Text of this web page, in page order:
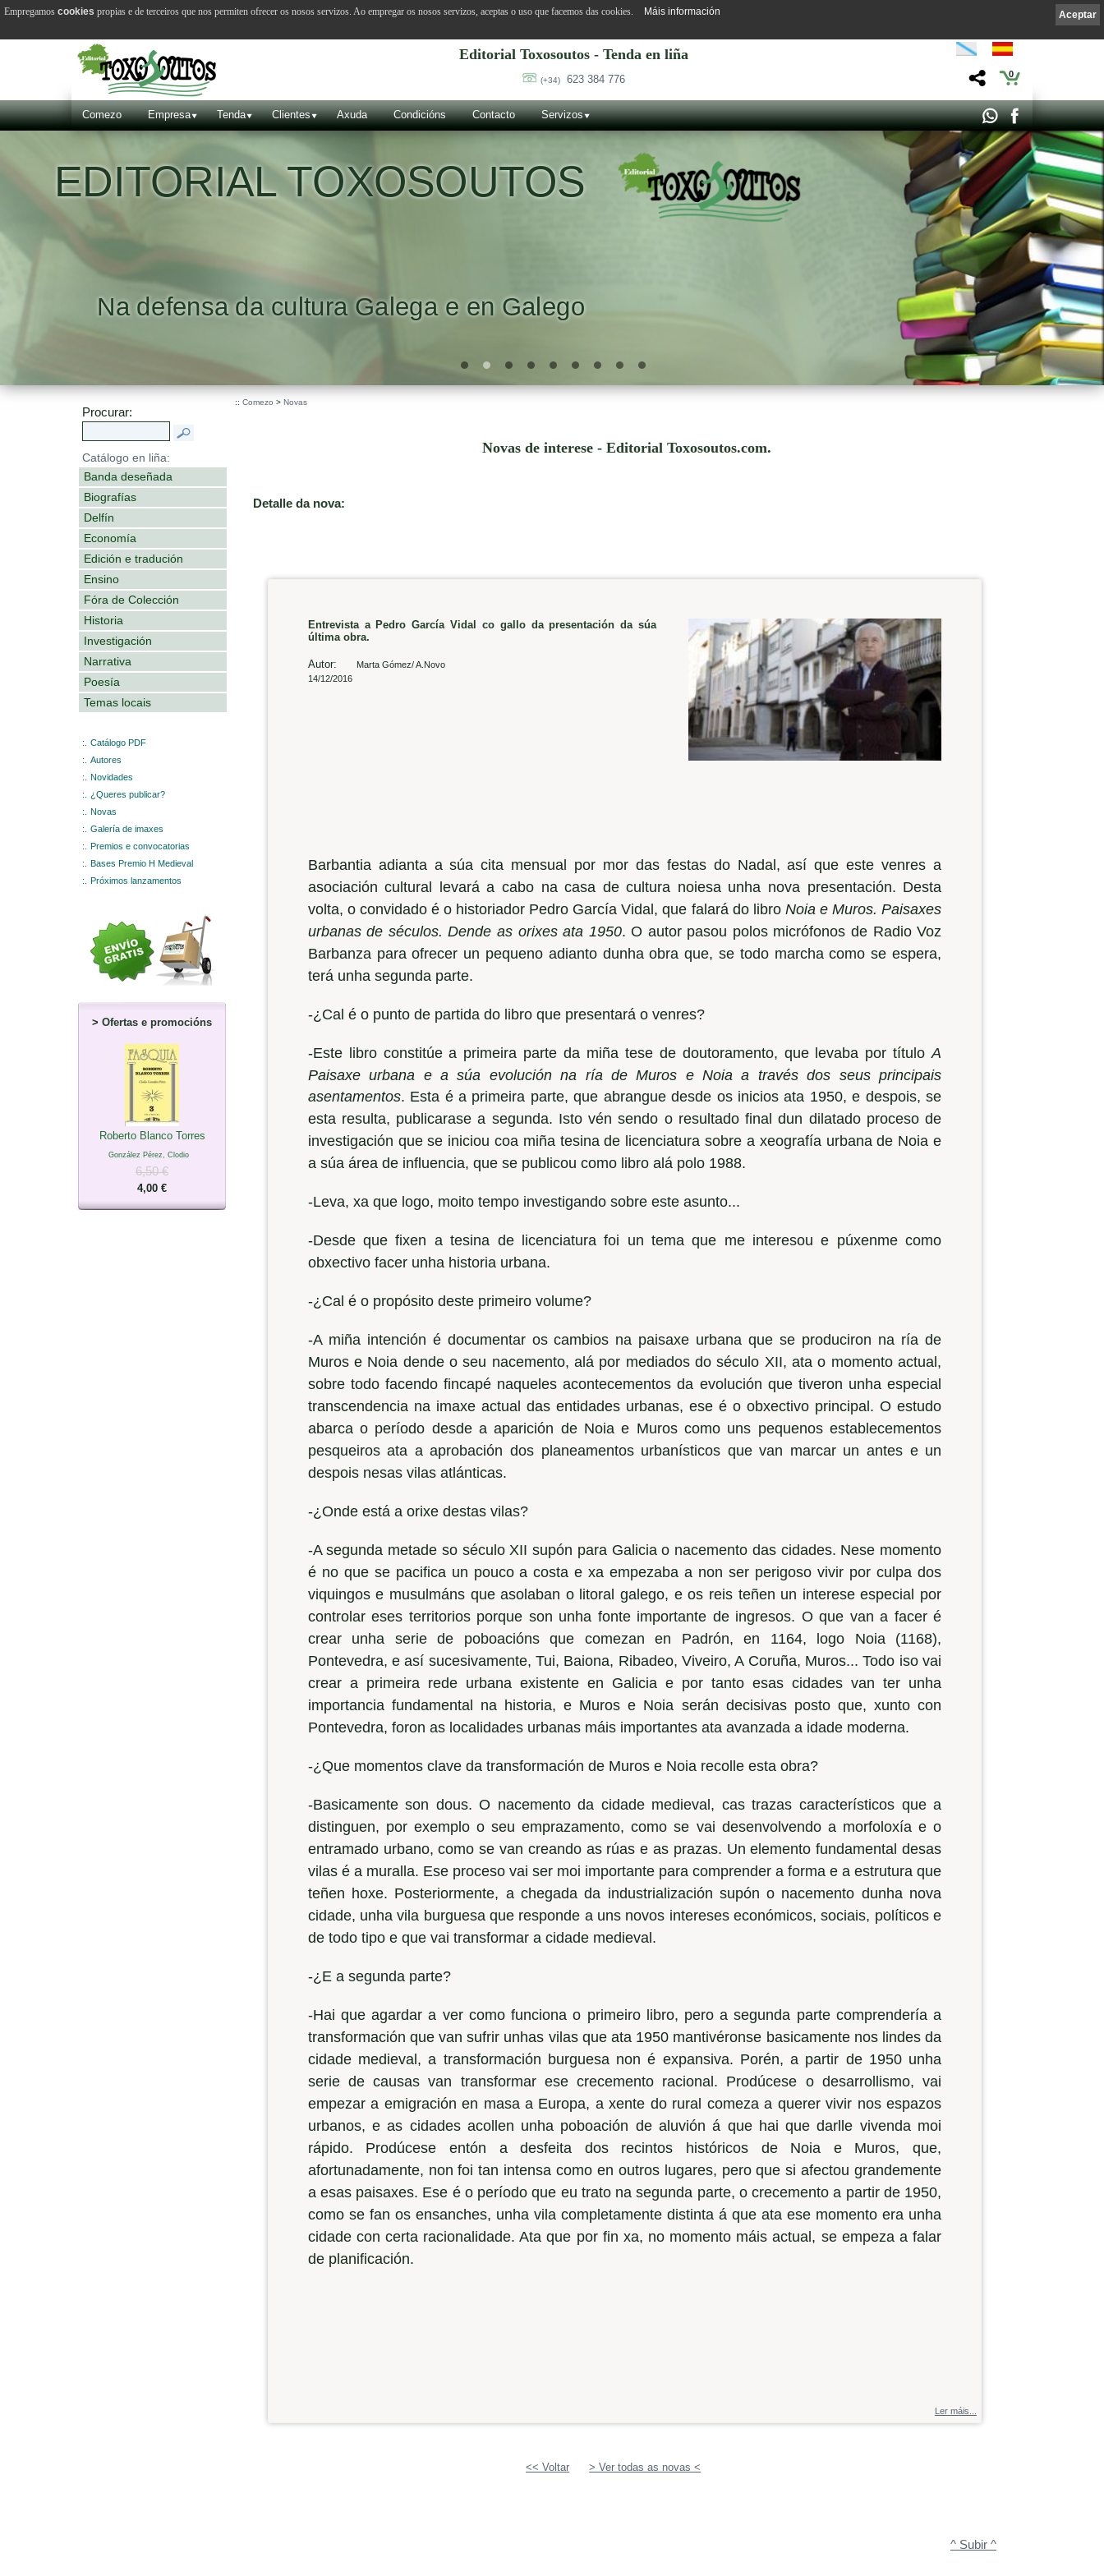
Editorial Toxosoutos - Tenda en liña
(+34) 623 384 776 0
Comezo Empresa Tenda Clientes Axuda Condicións Contacto Servizos
Procurar:
Catálogo en liña:
Banda deseñada
Biografías
Delfín
Economía
Edición e tradución
Ensino
Fóra de Colección
Historia
Investigación
Narrativa
Poesía
Temas locais
:.
Catálogo PDF
:.
Autores
:.
Novidades
:.
¿Queres publicar?
:.
Novas
:.
Galería de imaxes
:.
Premios e convocatorias
:.
Bases Premio H Medieval
:.
Próximos lanzamentos
> Ofertas e promocións
Roberto Blanco Torres
González Pérez, Clodio
6,50 €
4,00 €
:: Comezo > Novas
Novas de interese - Editorial Toxosoutos.com.
Detalle da nova:
Entrevista a Pedro García Vidal co gallo da presentación da súa
última obra.
Autor:
Marta Gómez/ A.Novo
14/12/2016
Barbantia adianta a súa cita mensual por mor das festas do Nadal, así que este venres a
asociación cultural levará a cabo na casa de cultura noiesa unha nova presentación. Desta
volta, o convidado é o historiador Pedro García Vidal, que falará do libro Noia e Muros. Paisaxes
urbanas de séculos. Dende as orixes ata 1950. O autor pasou polos micrófonos de Radio Voz
Barbanza para ofrecer un pequeno adianto dunha obra que, se todo marcha como se espera,
terá unha segunda parte.
-¿Cal é o punto de partida do libro que presentará o venres?
-Este libro constitúe a primeira parte da miña tese de doutoramento, que levaba por títuloA
Paisaxe urbana e a súa evolución na ría de Muros e Noia a través dos seus principais
asentamentos. Esta é a primeira parte, que abrangue desde os inicios ata 1950, e despois, se
esta resulta, publicarase a segunda. Isto vén sendo o resultado final dun dilatado proceso de
investigación que se iniciou coa miña tesina de licenciatura sobre a xeografía urbana de Noia e
a súa área de influencia, que se publicou como libro alá polo 1988.
-Leva, xa que logo, moito tempo investigando sobre este asunto...
-Desde que fixen a tesina de licenciatura foi un tema que me interesou e púxenme como
obxectivo facer unha historia urbana.
-¿Cal é o propósito deste primeiro volume?
-A miña intención é documentar os cambios na paisaxe urbana que se produciron na ría de
Muros e Noia dende o seu nacemento, alá por mediados do século XII, ata o momento actual,
sobre todo facendo fincapé naqueles acontecementos da evolución que tiveron unha especial
transcendencia na imaxe actual das entidades urbanas, ese é o obxectivo principal. O estudo
abarca o período desde a aparición de Noia e Muros como uns pequenos establecementos
pesqueiros ata a aprobación dos planeamentos urbanísticos que van marcar un antes e un
despois nesas vilas atlánticas.
-¿Onde está a orixe destas vilas?
-A segunda metade so século XII supón para Galicia o nacemento das cidades. Nese momento
é no que se pacifica un pouco a costa e xa empezaba a non ser perigoso vivir por culpa dos
viquingos e musulmáns que asolaban o litoral galego, e os reis teñen un interese especial por
controlar eses territorios porque son unha fonte importante de ingresos. O que van a facer é
crear unha serie de poboacións que comezan en Padrón, en 1164, logo Noia (1168),
Pontevedra, e así sucesivamente, Tui, Baiona, Ribadeo, Viveiro, A Coruña, Muros... Todo iso vai
crear a primeira rede urbana existente en Galicia e por tanto esas cidades van ter unha
importancia fundamental na historia, e Muros e Noia serán decisivas posto que, xunto con
Pontevedra, foron as localidades urbanas máis importantes ata avanzada a idade moderna.
-¿Que momentos clave da transformación de Muros e Noia recolle esta obra?
-Basicamente son dous. O nacemento da cidade medieval, cas trazas característicos que a
distinguen, por exemplo o seu emprazamento, como se vai desenvolvendo a morfoloxía e o
entramado urbano, como se van creando as rúas e as prazas. Un elemento fundamental desas
vilas é a muralla. Ese proceso vai ser moi importante para comprender a forma e a estrutura que
teñen hoxe. Posteriormente, a chegada da industrialización supón o nacemento dunha nova
cidade, unha vila burguesa que responde a uns novos intereses económicos, sociais, políticos e
de todo tipo e que vai transformar a cidade medieval.
-¿E a segunda parte?
-Hai que agardar a ver como funciona o primeiro libro, pero a segunda parte comprendería a
transformación que van sufrir unhas vilas que ata 1950 mantivéronse basicamente nos lindes da
cidade medieval, a transformación burguesa non é expansiva. Porén, a partir de 1950 unha
serie de causas van transformar ese crecemento racional. Prodúcese o desarrollismo, vai
empezar a emigración en masa a Europa, a xente do rural comeza a querer vivir nos espazos
urbanos, e as cidades acollen unha poboación de aluvión á que hai que darlle vivenda moi
rápido. Prodúcese entón a desfeita dos recintos históricos de Noia e Muros, que,
afortunadamente, non foi tan intensa como en outros lugares, pero que si afectou grandemente
a esas paisaxes. Ese é o período que eu trato na segunda parte, o crecemento a partir de 1950,
como se fan os ensanches, unha vila completamente distinta á que ata ese momento era unha
cidade con certa racionalidade. Ata que por fin xa, no momento máis actual, se empeza a falar
de planificación.
Ler máis...
<< Voltar > Ver todas as novas <
^ Subir ^
Aceptar
Empregamos cookies propias e de terceiros que nos permiten ofrecer os nosos servizos. Ao empregar os nosos servizos, aceptas o uso que facemos das cookies. Máis información